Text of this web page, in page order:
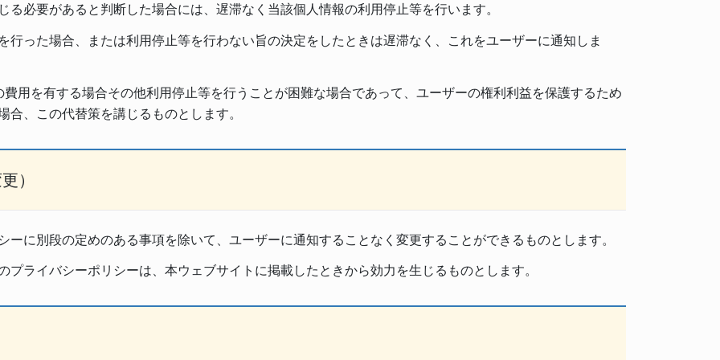
る必要があると判断した場合には、遅滞なく当該個人情報の利用停止等を行います。
行った場合、または利用停止等を行わない旨の決定をしたときは遅滞なく、これをユーザーに通知しま
用を有する場合その他利用停止等を行うことが困難な場合であって、ユーザーの権利利益を保護するため
、この代替策を講じるものとします。
）
ーに別段の定めのある事項を除いて、ユーザーに通知することなく変更することができるものとします。
プライバシーポリシーは、本ウェブサイトに掲載したときから効力を生じるものとします。